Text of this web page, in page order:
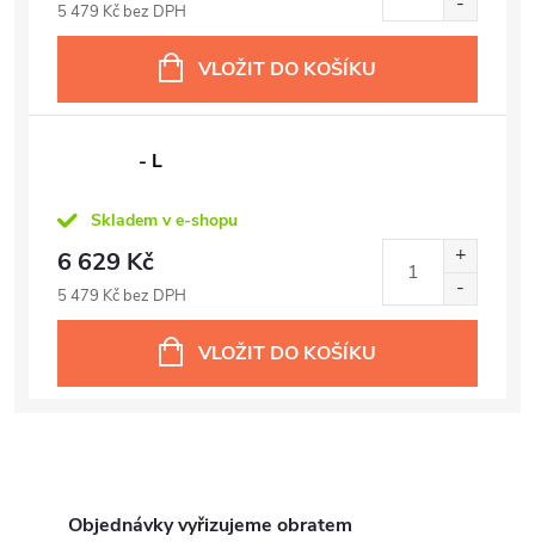
5 479 Kč bez DPH
VLOŽIT DO KOŠÍKU
- L
Skladem v e-shopu
6 629 Kč
5 479 Kč bez DPH
VLOŽIT DO KOŠÍKU
Objednávky vyřizujeme obratem